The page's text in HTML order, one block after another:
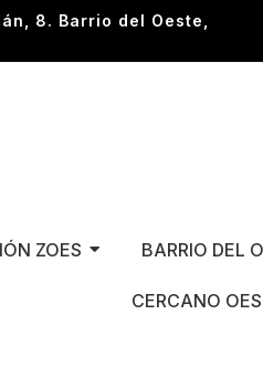
8. Barrio del Oeste,
ZOES BARRIO DEL
CERCANO